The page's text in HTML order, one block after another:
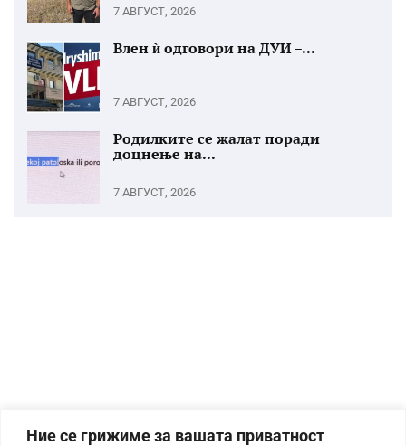
Ние се грижиме за вашата приватност
7 АВГУСТ, 2026
Влен ѝ одговори на ДУИ –...
7 АВГУСТ, 2026
Родилките се жалат поради
доцнење на...
7 АВГУСТ, 2026